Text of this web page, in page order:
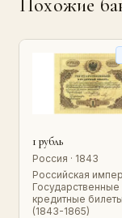
Похожие
1 рубль
Россия · 1843
Российская
Государственные
кредитные билеты
(1843-1865)